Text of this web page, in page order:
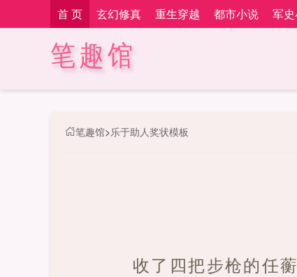
首 页 玄幻修真 重生穿越 都市小说 军
笔趣馆
笔趣馆>乐于助人奖状模板
收了四把步枪的任